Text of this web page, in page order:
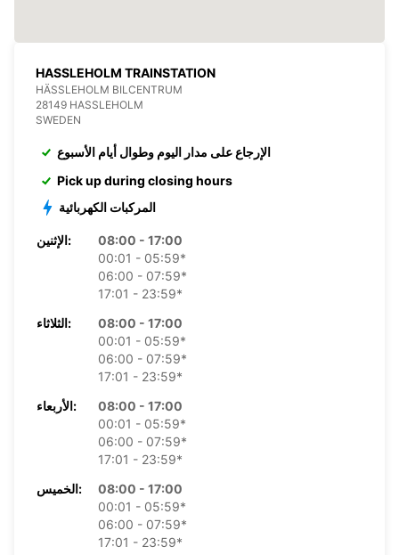
HASSLEHOLM TRAINSTATION
HÄSSLEHOLM BILCENTRUM
28149 HASSLEHOLM
SWEDEN
الإرجاع على مدار اليوم وطوال أيام الأسبوع
Pick up during closing hours
المركبات الكهربائية
الإثنين:
08:00 - 17:00
00:01 - 05:59*
06:00 - 07:59*
17:01 - 23:59*
الثلاثاء:
08:00 - 17:00
00:01 - 05:59*
06:00 - 07:59*
17:01 - 23:59*
الأربعاء:
08:00 - 17:00
00:01 - 05:59*
06:00 - 07:59*
17:01 - 23:59*
الخميس:
08:00 - 17:00
00:01 - 05:59*
06:00 - 07:59*
17:01 - 23:59*